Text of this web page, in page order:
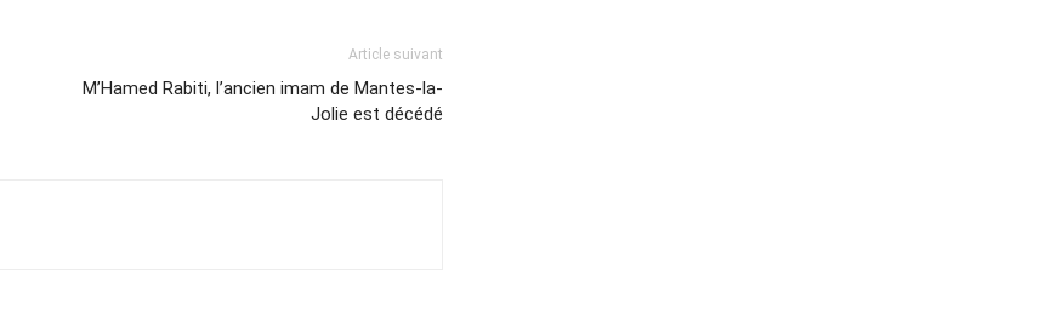
Article suivant
M’Hamed Rabiti, l’ancien imam de Mantes-la-
Jolie est décédé